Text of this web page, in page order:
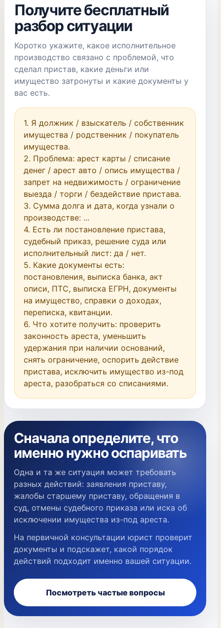
Получите бесплатный
разбор ситуации
Коротко укажите, какое исполнительное
производство связано с проблемой, что
сделал пристав, какие деньги или
имущество затронуты и какие документы у
вас есть.
1. Я должник / взыскатель / собственник
имущества / родственник / покупатель
имущества.
2. Проблема: арест карты / списание
денег / арест авто / опись имущества /
запрет на недвижимость / ограничение
выезда / торги / бездействие пристава.
3. Сумма долга и дата, когда узнали о
производстве: ...
4. Есть ли постановление пристава,
судебный приказ, решение суда или
исполнительный лист: да / нет.
5. Какие документы есть:
постановления, выписка банка, акт
описи, ПТС, выписка ЕГРН, документы
на имущество, справки о доходах,
переписка, квитанции.
6. Что хотите получить: проверить
законность ареста, уменьшить
удержания при наличии оснований,
снять ограничение, оспорить действие
пристава, исключить имущество из-под
ареста, разобраться со списаниями.
Сначала определите, что
именно нужно оспаривать
Одна и та же ситуация может требовать
разных действий: заявления приставу,
жалобы старшему приставу, обращения в
суд, отмены судебного приказа или иска об
исключении имущества из-под ареста.
На первичной консультации юрист проверит
документы и подскажет, какой порядок
действий подходит именно вашей ситуации.
Посмотреть частые вопросы